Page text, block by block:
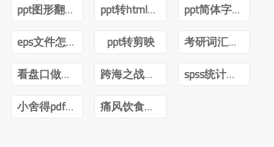
ppt图形翻转内容不转
ppt转html前端
ppt简体字转繁体字全篇
eps文件怎么转ppt
ppt转剪映
考研词汇闪过2022版PDF
看盘口做短线曹明成Pdf
跨海之战金门海南一江山PDF下载
spss统计分析与数据挖掘第三版pdf
小舍得pdf百度网盘
痛风饮食调养一本就够pdf下载